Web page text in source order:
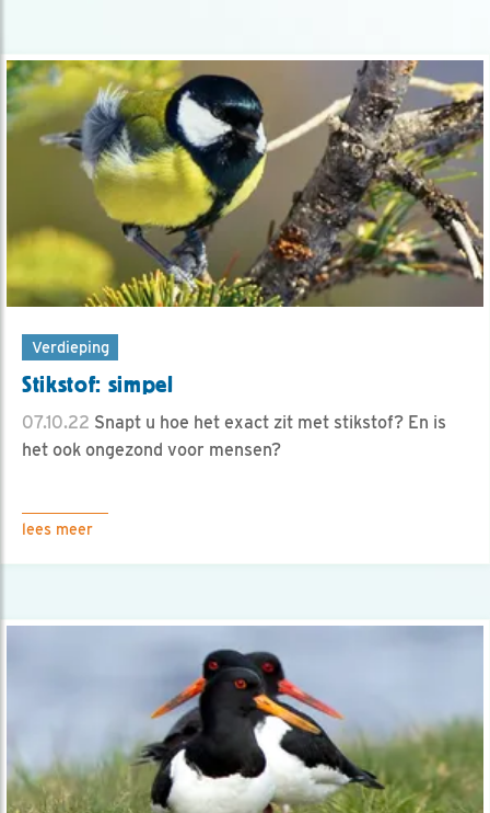
Verdieping
Stikstof: simpel
07.10.22 Snapt u hoe het exact zit met stikstof? En is
het ook ongezond voor mensen?
lees meer